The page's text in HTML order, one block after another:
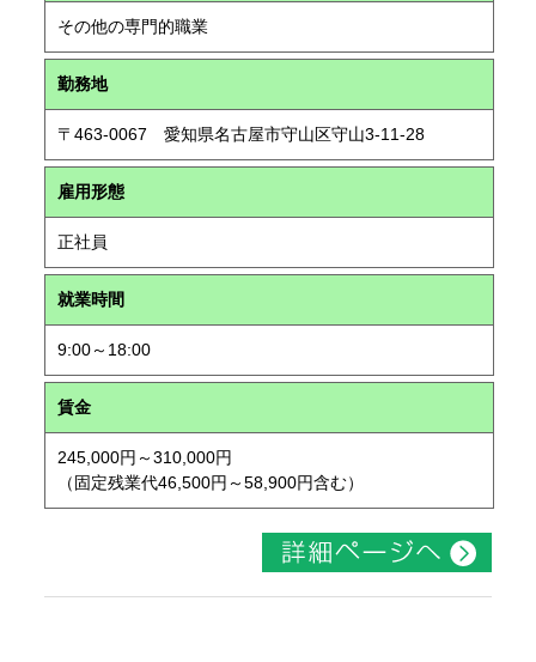
その他の専門的職業
勤務地
〒463-0067 愛知県名古屋市守山区守山3-11-28
雇用形態
正社員
就業時間
9:00～18:00
賃金
245,000円～310,000円
（固定残業代46,500円～58,900円含む）